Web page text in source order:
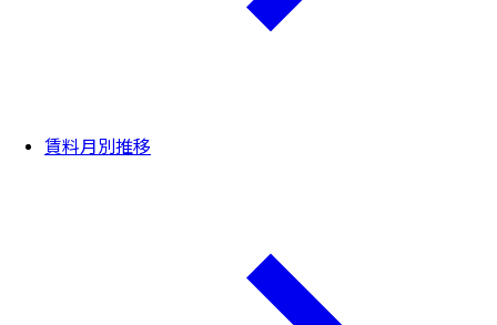
賃料月別推移